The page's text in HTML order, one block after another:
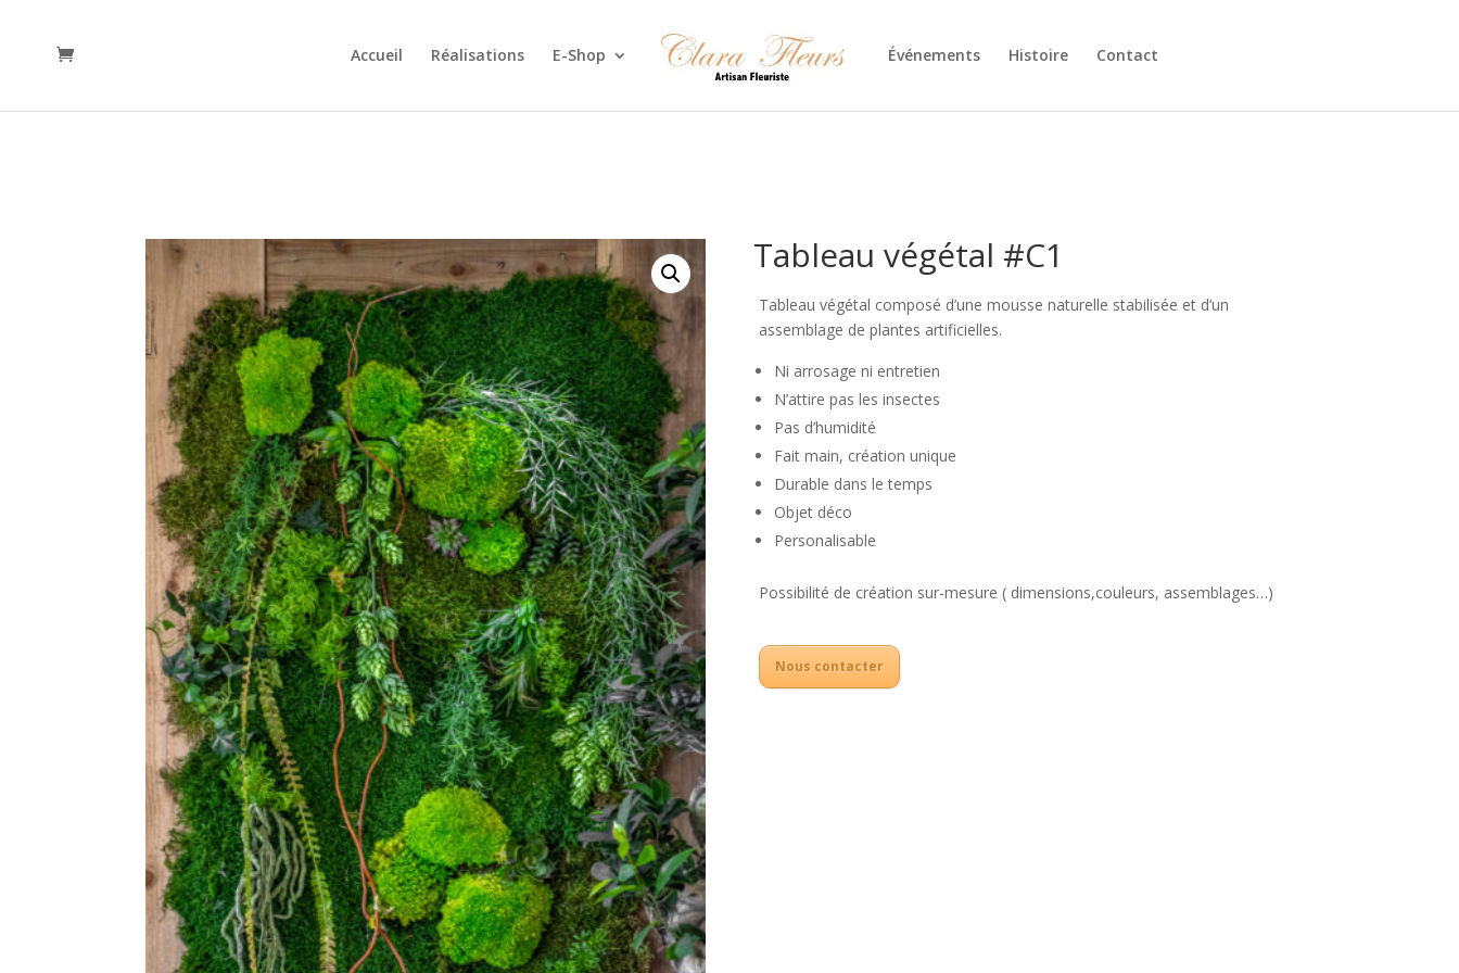
Accueil Réalisations E-Shop Événements Histoire Contact
Tableau végétal #C1
Tableau végétal composé d’une mousse naturelle stabilisée et d’un
assemblage de plantes artificielles.
Ni arrosage ni entretien
N’attire pas les insectes
Pas d’humidité
Fait main, création unique
Durable dans le temps
Objet déco
Personalisable
Possibilité de création sur-mesure ( dimensions,couleurs, assemblages…)
Nous contacter